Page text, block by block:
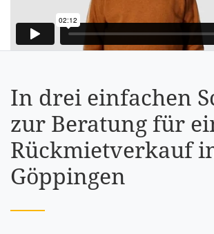
In drei einfachen
zur Beratung für
Rückmietverkauf
Göppingen